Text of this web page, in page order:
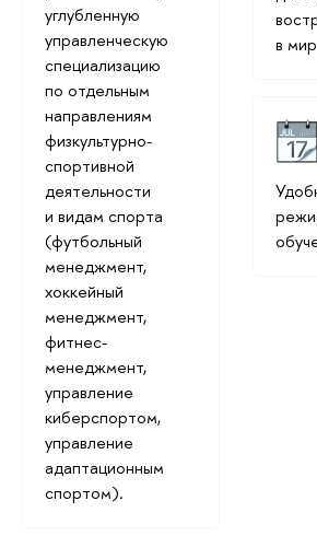
углубленную
управленческую
специализацию
по отдельным
направлениям
физкультурно-
спортивной
деятельности
и видам спорта
(футбольный
менеджмент,
хоккейный
менеджмент,
фитнес-
менеджмент,
управление
киберспортом,
управление
адаптационным
спортом).
в